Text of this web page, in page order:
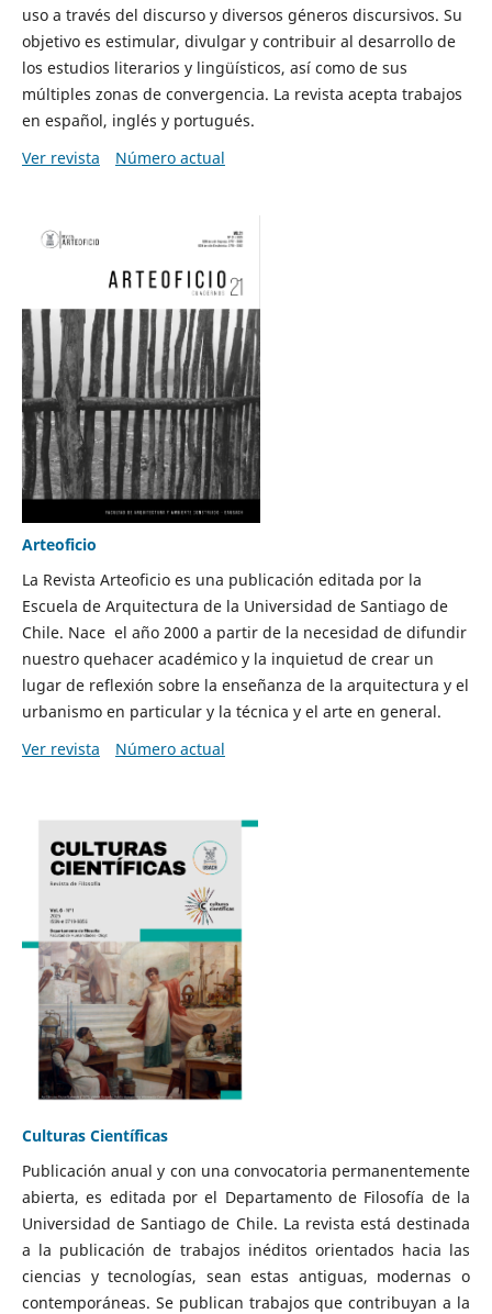
uso a través del discurso y diversos géneros discursivos. Su
objetivo es estimular, divulgar y contribuir al desarrollo de
los estudios literarios y lingüísticos, así como de sus
múltiples zonas de convergencia. La revista acepta trabajos
en español, inglés y portugués.
Ver revista
Número actual
Arteoficio
La Revista Arteoficio es una publicación editada por la
Escuela de Arquitectura de la Universidad de Santiago de
Chile. Nace el año 2000 a partir de la necesidad de difundir
nuestro quehacer académico y la inquietud de crear un
lugar de reflexión sobre la enseñanza de la arquitectura y el
urbanismo en particular y la técnica y el arte en general.
Ver revista
Número actual
Culturas Científicas
Publicación anual y con una convocatoria permanentemente
abierta, es editada por el Departamento de Filosofía de la
Universidad de Santiago de Chile. La revista está destinada
a la publicación de trabajos inéditos orientados hacia las
ciencias y tecnologías, sean estas antiguas, modernas o
contemporáneas. Se publican trabajos que contribuyan a la